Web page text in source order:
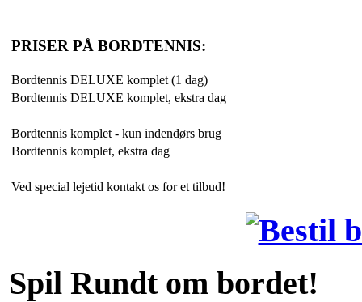
PRISER PÅ BORDTENNIS:
Bordtennis DELUXE komplet (1 dag)
Bordtennis DELUXE komplet, ekstra dag
Bordtennis komplet - kun indendørs brug
Bordtennis komplet, ekstra dag
Ved special lejetid kontakt os for et tilbud!
Spil Rundt om bordet!